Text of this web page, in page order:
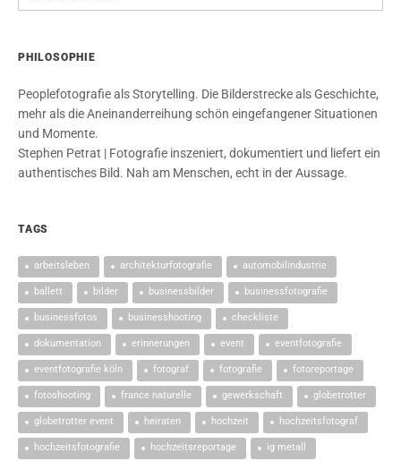
PHILOSOPHIE
Peoplefotografie als Storytelling. Die Bilderstrecke als Geschichte,
mehr als die Aneinanderreihung schön eingefangener Situationen
und Momente.
Stephen Petrat | Fotografie inszeniert, dokumentiert und liefert ein
authentisches Bild. Nah am Menschen, echt in der Aussage.
TAGS
arbeitsleben architekturfotografie automobilindustrie
ballett bilder businessbilder businessfotografie
businessfotos businesshooting checkliste
dokumentation erinnerungen event eventfotografie
eventfotografie köln fotograf fotografie fotoreportage
fotoshooting france naturelle gewerkschaft globetrotter
globetrotter event heiraten hochzeit hochzeitsfotograf
hochzeitsfotografie hochzeitsreportage ig metall